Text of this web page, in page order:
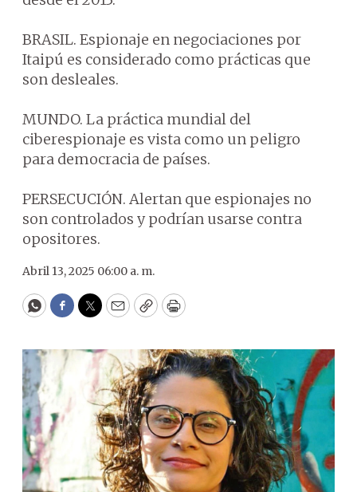
BRASIL. Espionaje en negociaciones por
Itaipú es considerado como prácticas que
son desleales.
MUNDO. La práctica mundial del
ciberespionaje es vista como un peligro
para democracia de países.
PERSECUCIÓN. Alertan que espionajes no
son controlados y podrían usarse contra
opositores.
Abril 13, 2025 06:00 a. m.
WhatsApp
Facebook
Twitter
EmailCopyPrint